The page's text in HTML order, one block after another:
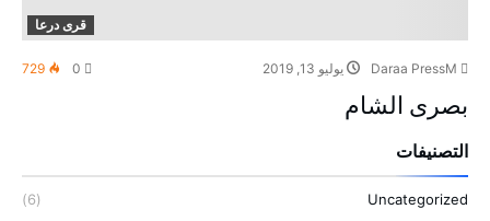
قرى درعا
يوليو 13, 2019 729
بصرى الشام
التصنيفات
Uncategorized
(6)